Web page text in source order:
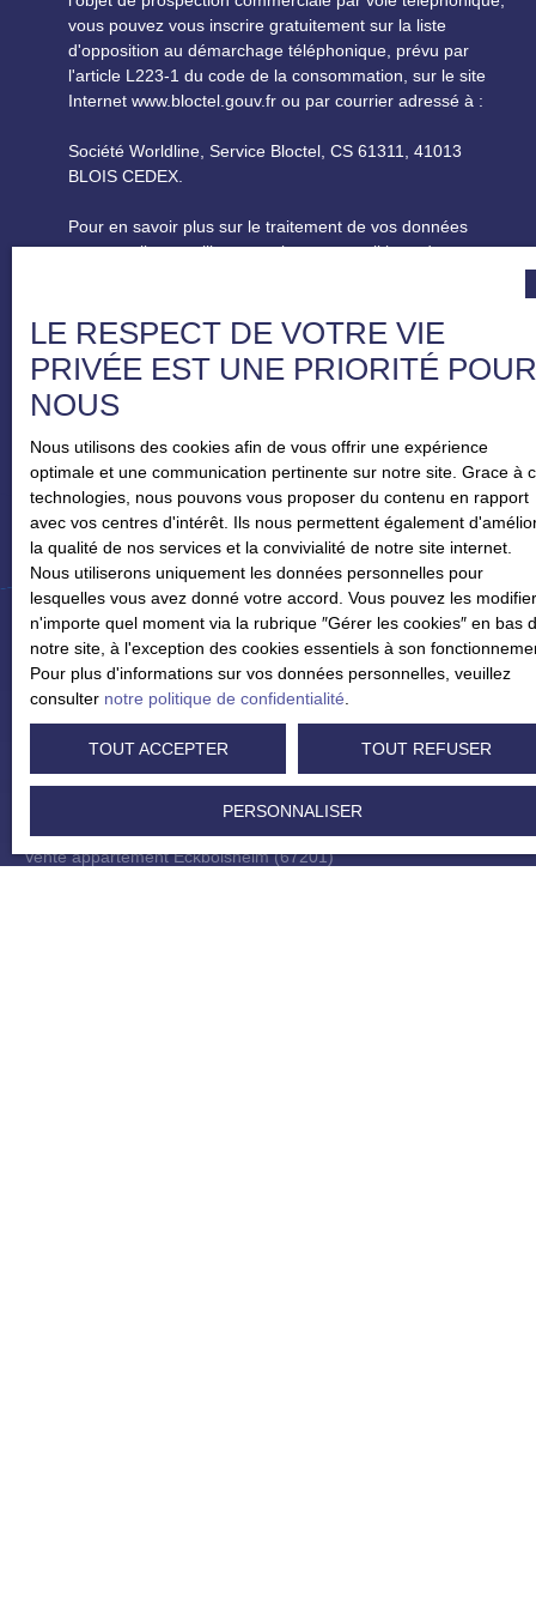
qualité de vie. Une belle opportunité à découvrir
rapidement BISCHHEIM...
vous pouvez vous inscrire gratuitement sur la liste
d'opposition au démarchage téléphonique, prévu par
l'article L223-1 du code de la consommation, sur le site
Internet www.bloctel.gouv.fr ou par courrier adressé à :
Société Worldline, Service Bloctel, CS 61311, 41013
BLOIS CEDEX.
Pour en savoir plus sur le traitement de vos données
personnelles, veuillez consulter notrepolitique de
RECEVOIR DES ANNONCES
Je recherche un bien
Vente appartement Strasbourg (67000)
Vente appartement Eschau (67114)
Vente appartement Bischheim (67800)
Vente appartement Eckbolsheim (67201)
LE RESPECT DE VOTRE VIE
PRIVÉE EST UNE PRIORITÉ POUR
NOUS
Nous utilisons des cookies afin de vous offrir une expérience
optimale et une communication pertinente sur notre site. Grace à
technologies, nous pouvons vous proposer du contenu en rapport
avec vos centres d'intérêt. Ils nous permettent également
la qualité de nos services et la convivialité de notre site internet.
Nous utiliserons uniquement les données personnelles pour
lesquelles vous avez donné votre accord. Vous pouvez les
n'importe quel moment via la rubrique ″Gérer les cookies″ en bas
notre site, à l'exception des cookies essentiels à son
Pour plus d'informations sur vos données personnelles, veuillez
consulter notre politique de confidentialité
TOUT ACCEPTER TOUT REFUSER
PERSONNALISER